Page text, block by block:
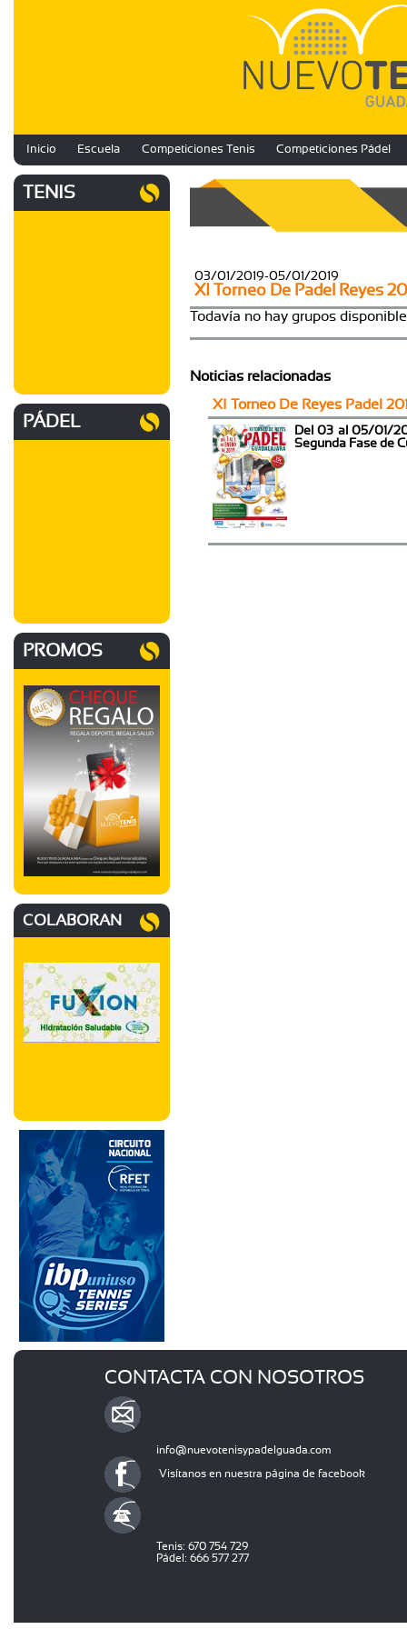
Inicio Escuela Competiciones Tenis Competiciones Pádel
TENIS
PÁDEL
PROMOS
COLABORAN
03/01/2019-05/01/2019
XI Torneo De Padel Reyes
Todavía no hay grupos
Noticias relacionadas
XI Torneo De Reyes Padel
Del 03 al 05/01/
Segunda Fase de
CONTACTA CON NOSOTROS
info@nuevotenisypadelguada.com
Visítanos en nuestra página de facebook
Tenis: 670 754 729
Pádel: 666 577 277